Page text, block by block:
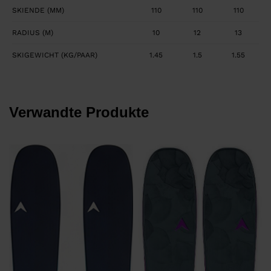
SKIENDE (MM) 110 110 110
RADIUS (M) 10 12 13
SKIGEWICHT (KG/PAAR) 1.45 1.5 1.55
Verwandte Produkte